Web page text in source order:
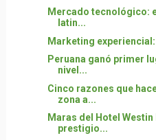
Mercado tecnológico:
latin...
Marketing
Peruana ganó primer
nivel...
Cinco razones que
zona a...
Maras del Hotel
prestigio...